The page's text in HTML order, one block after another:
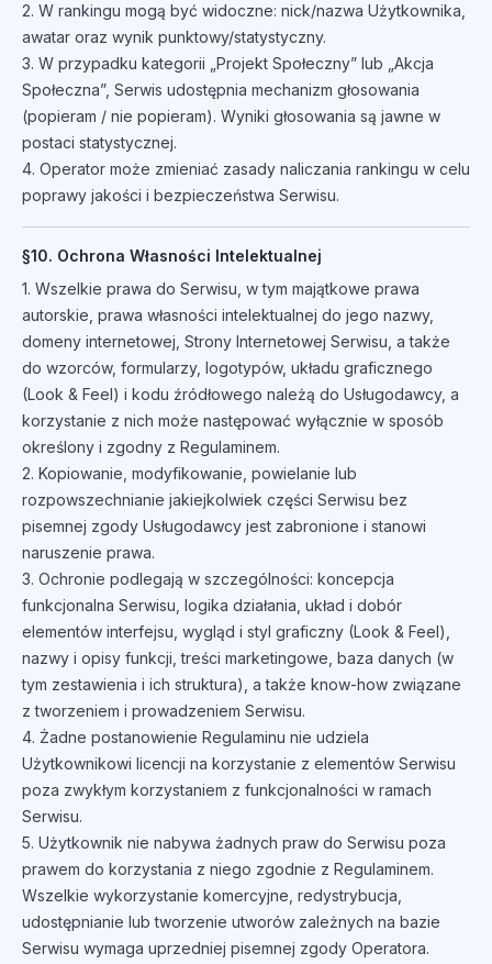
2. W rankingu mogą być widoczne: nick/nazwa Użytkownika,
awatar oraz wynik punktowy/statystyczny.
3. W przypadku kategorii „Projekt Społeczny” lub „Akcja
Społeczna”, Serwis udostępnia mechanizm głosowania
(popieram / nie popieram). Wyniki głosowania są jawne w
postaci statystycznej.
4. Operator może zmieniać zasady naliczania rankingu w celu
poprawy jakości i bezpieczeństwa Serwisu.
§10. Ochrona Własności Intelektualnej
1. Wszelkie prawa do Serwisu, w tym majątkowe prawa
autorskie, prawa własności intelektualnej do jego nazwy,
domeny internetowej, Strony Internetowej Serwisu, a także
do wzorców, formularzy, logotypów, układu graficznego
(Look & Feel) i kodu źródłowego należą do Usługodawcy, a
korzystanie z nich może następować wyłącznie w sposób
określony i zgodny z Regulaminem.
2. Kopiowanie, modyfikowanie, powielanie lub
rozpowszechnianie jakiejkolwiek części Serwisu bez
pisemnej zgody Usługodawcy jest zabronione i stanowi
naruszenie prawa.
3. Ochronie podlegają w szczególności: koncepcja
funkcjonalna Serwisu, logika działania, układ i dobór
elementów interfejsu, wygląd i styl graficzny (Look & Feel),
nazwy i opisy funkcji, treści marketingowe, baza danych (w
tym zestawienia i ich struktura), a także know-how związane
z tworzeniem i prowadzeniem Serwisu.
4. Żadne postanowienie Regulaminu nie udziela
Użytkownikowi licencji na korzystanie z elementów Serwisu
poza zwykłym korzystaniem z funkcjonalności w ramach
Serwisu.
5. Użytkownik nie nabywa żadnych praw do Serwisu poza
prawem do korzystania z niego zgodnie z Regulaminem.
Wszelkie wykorzystanie komercyjne, redystrybucja,
udostępnianie lub tworzenie utworów zależnych na bazie
Serwisu wymaga uprzedniej pisemnej zgody Operatora.